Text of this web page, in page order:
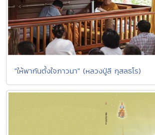
"ให้พากันตั้งใจภาวนา" (หลวงปู่ลี กุสลธโร)